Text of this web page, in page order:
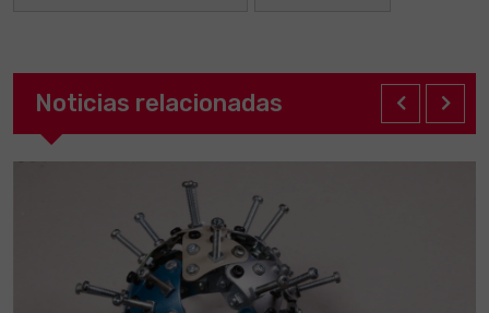
Noticias relacionadas